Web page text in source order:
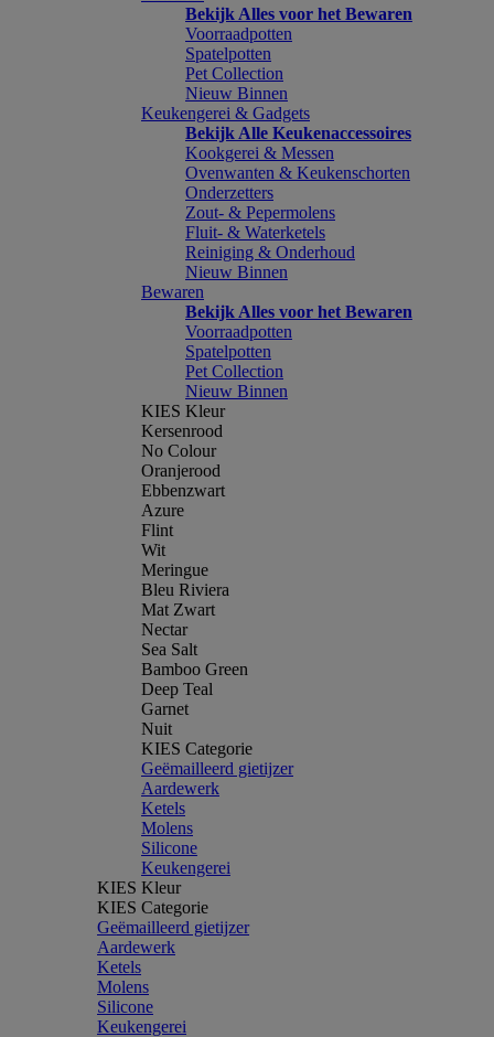
Bekijk Alles voor het Bewaren
Voorraadpotten
Spatelpotten
Pet Collection
Nieuw Binnen
Keukengerei & Gadgets
Bekijk Alle Keukenaccessoires
Kookgerei & Messen
Ovenwanten & Keukenschorten
Onderzetters
Zout- & Pepermolens
Fluit- & Waterketels
Reiniging & Onderhoud
Nieuw Binnen
Bewaren
Bekijk Alles voor het Bewaren
Voorraadpotten
Spatelpotten
Pet Collection
Nieuw Binnen
KIES Kleur
Kersenrood
No Colour
Oranjerood
Ebbenzwart
Azure
Flint
Wit
Meringue
Bleu Riviera
Mat Zwart
Nectar
Sea Salt
Bamboo Green
Deep Teal
Garnet
Nuit
KIES Categorie
Geëmailleerd gietijzer
Aardewerk
Ketels
Molens
Silicone
Keukengerei
KIES Kleur
KIES Categorie
Geëmailleerd gietijzer
Aardewerk
Ketels
Molens
Silicone
Keukengerei